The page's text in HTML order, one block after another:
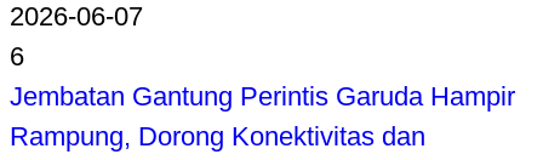
2026-06-07
6
Jembatan Gantung Perintis Garuda Hampir
Rampung, Dorong Konektivitas dan